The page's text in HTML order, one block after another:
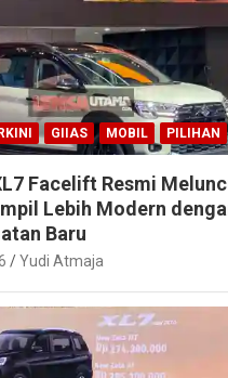
GIIAS MOBIL PILIHAN
Facelift Resmi
Lebih Modern
Baru
Yudi Atmaja